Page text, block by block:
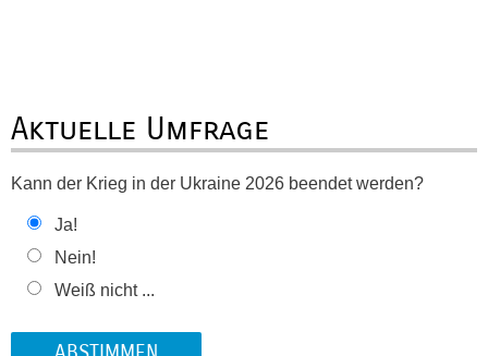
Aktuelle Umfrage
Kann der Krieg in der Ukraine 2026 beendet werden?
Ja!
Nein!
Weiß nicht ...